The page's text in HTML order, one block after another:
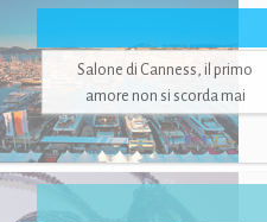
Salone di Canness, il primo
amore non si scorda mai